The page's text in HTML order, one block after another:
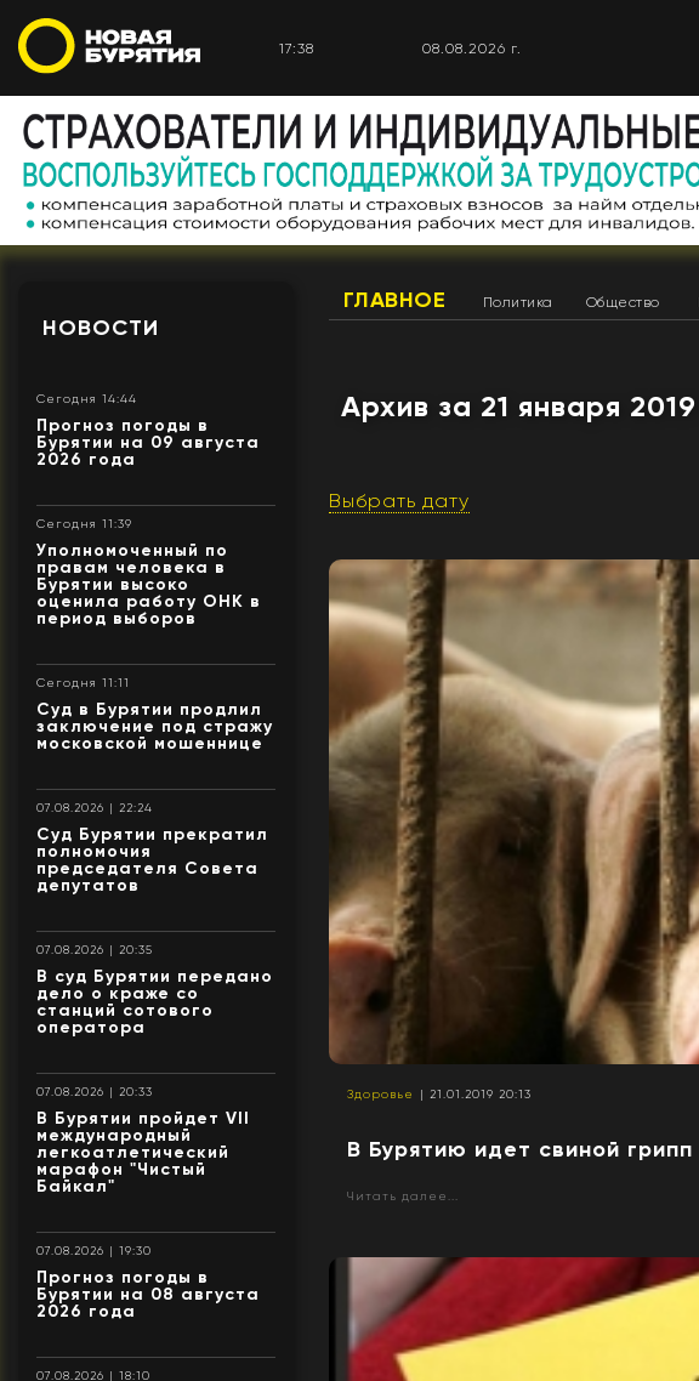
17:38 08.08.2026 г.
НОВОСТИ
Сегодня 14:44
Прогноз погоды в
Бурятии на 09 августа
2026 года
Сегодня 11:39
Уполномоченный по
правам человека в
Бурятии высоко
оценила работу ОНК в
период выборов
Сегодня 11:11
Суд в Бурятии продлил
заключение под стражу
московской мошеннице
07.08.2026 | 22:24
Суд Бурятии прекратил
полномочия
председателя Совета
депутатов
07.08.2026 | 20:35
В суд Бурятии передано
дело о краже со
станций сотового
оператора
07.08.2026 | 20:33
В Бурятии пройдет VII
международный
легкоатлетический
марафон "Чистый
Байкал"
07.08.2026 | 19:30
Прогноз погоды в
Бурятии на 08 августа
2026 года
07.08.2026 | 18:10
ГЛАВНОЕ Политика Общество
Архив за 21 января
Выбрать дату
Здоровье | 21.01.2019 20:13
В Бурятию идет свиной грипп
Читать далее...